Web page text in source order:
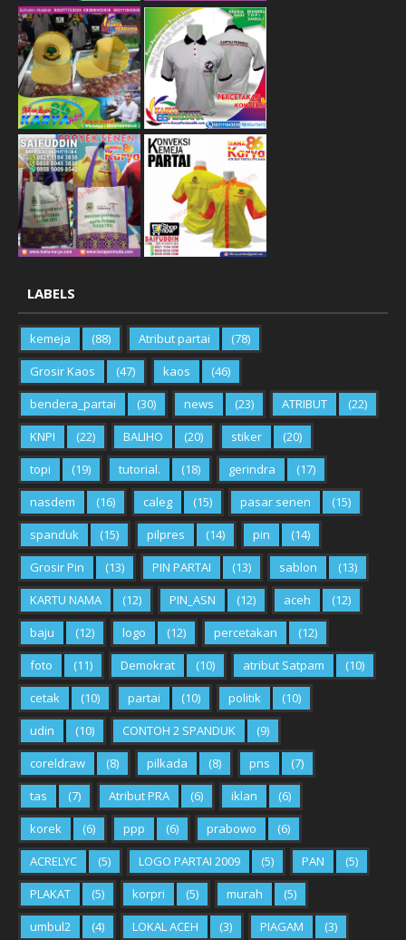
LABELS
kemeja (88) Atribut partai
(78)
Grosir Kaos
(47) kaos
(46)
bendera_partai
(30) news (23) ATRIBUT
(22)
KNPI
(22) BALIHO (20) stiker
(20)
topi
(19) tutorial. (18) gerindra
(17)
nasdem
(16) caleg (15) pasar senen
(15)
spanduk
(15) pilpres (14) pin
(14)
Grosir Pin
(13) PIN PARTAI (13) sablon
(13)
KARTU NAMA
(12) PIN_ASN (12) aceh
(12)
baju
(12) logo (12) percetakan
(12)
foto
(11) Demokrat (10) atribut Satpam
(10)
cetak
(10) partai (10) politik
(10)
udin
(10) CONTOH 2 SPANDUK
(9)
coreldraw
(8) pilkada (8) pns
(7)
tas
(7) Atribut PRA (6) iklan
(6)
korek
(6) ppp (6) prabowo
(6)
ACRELYC
(5) LOGO PARTAI 2009 (5) PAN
(5)
PLAKAT
(5) korpri (5) murah
(5)
umbul2
(4) LOKAL ACEH (3) PIAGAM (3)